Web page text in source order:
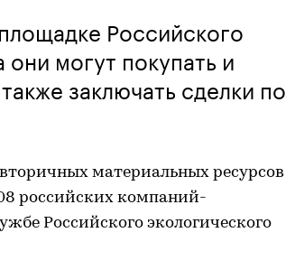
Российского
могут покупать и
заключать сделки по
материальных ресурсов
российских компаний-
Российского экологического